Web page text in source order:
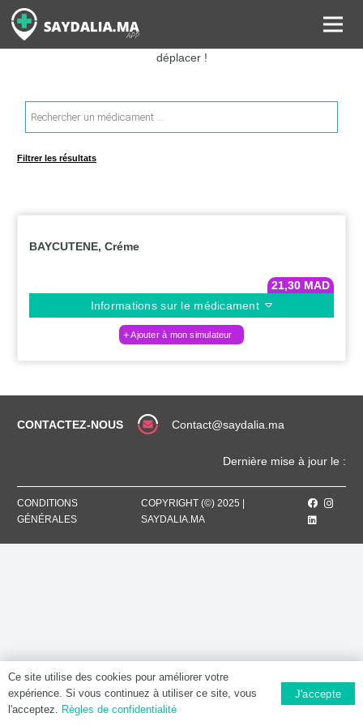
Rechercher les informations sur vos médicaments, leurs prix et
estimer ainsi le coût total de votre ordonnance, sans vous
déplacer !
Recherche
de
produits
Filtrer les résultats
BAYCUTENE, Créme
21,30 MAD
Informations sur le médicament
Ajouter à mon simulateur
CONTACTEZ-NOUS Contact@saydalia.ma
Dernière mise à jour le :
CONDITIONS
GÉNÉRALES
COPYRIGHT (©) 2025 |
SAYDALIA.MA
Ce site utilise des cookies pour améliorer votre
expérience. Si vous continuez à utiliser ce site, vous
l'acceptez. Règles de confidentialité
J'accepte